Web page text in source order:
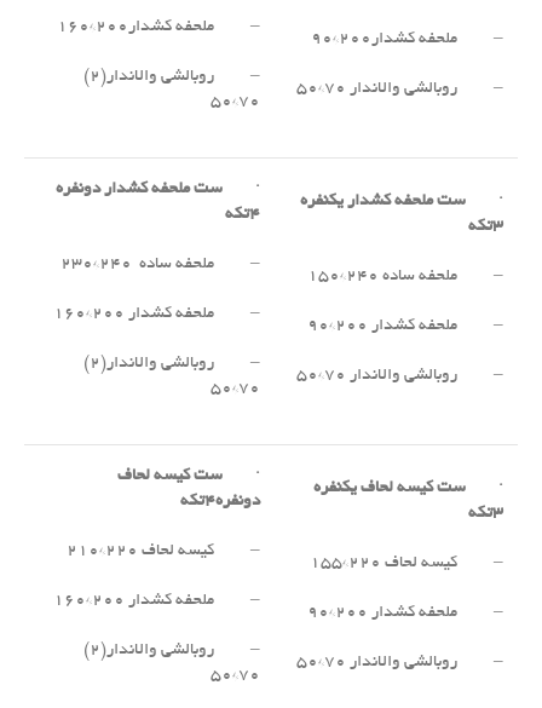
– ملحفه کشدار۲۰۰*۹۰
– روبالشی والاندار ۷۰*۵۰
– ملحفه کشدار۲۰۰*۱۶۰
– روبالشی والاندار(۲)
۷۰*۵۰
· ست ملحفه کشدار یکنفره
۳تکه
– ملحفه ساده ۲۴۰*۱۵۰
– ملحفه کشدار ۲۰۰*۹۰
– روبالشی والاندار ۷۰*۵۰
· ست ملحفه کشدار دونفره
۴تکه
– ملحفه ساده ۲۴۰*۲۳۰
– ملحفه کشدار ۲۰۰*۱۶۰
– روبالشی والاندار(۲)
۷۰*۵۰
· ست کیسه لحاف یکنفره
۳تکه
– کیسه لحاف ۲۲۰*۱۵۵
– ملحفه کشدار ۲۰۰*۹۰
– روبالشی والاندار ۷۰*۵۰
· ست کیسه لحاف
دونفره۴تکه
– کیسه لحاف ۲۲۰*۲۱۰
– ملحفه کشدار ۲۰۰*۱۶۰
– روبالشی والاندار(۲)
۷۰*۵۰